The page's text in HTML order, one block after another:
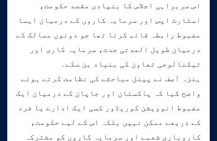
اس سربراہی اجلاس کا بنیادی مقصد حکومت،
اسٹارٹ اپس اور سرمایہ کاروں کے درمیان ایسا
مضبوط رابطہ قائم کرنا تھا جو دونوں ممالک کے
درمیان طویل المدتی جدت، سرمایہ کاری اور
ٹیکنالوجی تعاون کی بنیاد بن سکے۔
ہنزہ آصف نے پینل مباحثے کی نظامت کرتے ہوئے
واضح کیا کہ پاکستان اور جاپان کے درمیان ایک
مضبوط انوویشن کوریڈور کسی ایک ادارے یا فرد
کے ذریعے ممکن نہیں بلکہ اس کے لیے حکومت،
کاروباری شعبے اور سرمایہ کاروں کو مشترکہ